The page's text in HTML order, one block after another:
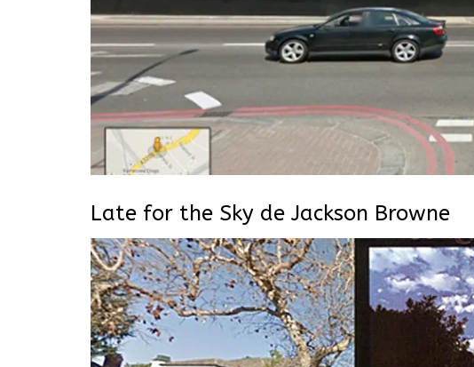
Late for the Sky de Jackson Browne